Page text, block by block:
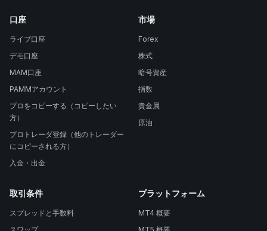
口座
ライブ口座
デモ口座
MAM口座
PAMMアカウント
プロをコピーする（コピーしたい
方）
プロトレーダ登録（他のトレーダー
にコピーされる方）
入金・出金
市場
Forex
株式
暗号資産
指数
貴金属
原油
取引条件
スプレッドと手数料
プラットフォーム
MT4 概要